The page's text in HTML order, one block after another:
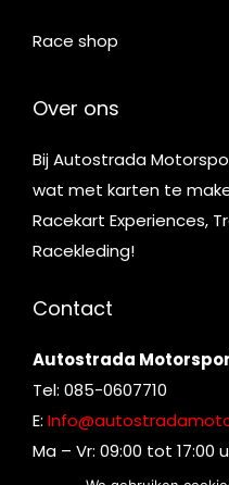
Race shop
Over ons
Bij Autostrada
wat met karten te
Racekart Experiences,
Racekleding!
Contact
Autostrada
Tel: 085-0607710
E:
Ma – Vr: 09:00 tot 17:00